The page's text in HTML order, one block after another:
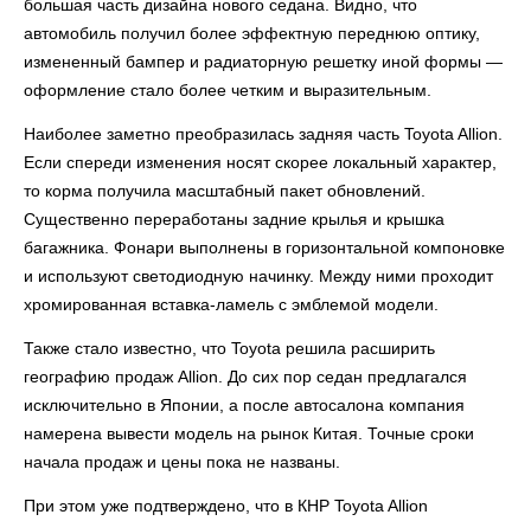
большая часть дизайна нового седана. Видно, что
автомобиль получил более эффектную переднюю оптику,
измененный бампер и радиаторную решетку иной формы —
оформление стало более четким и выразительным.
Наиболее заметно преобразилась задняя часть Toyota Allion.
Если спереди изменения носят скорее локальный характер,
то корма получила масштабный пакет обновлений.
Существенно переработаны задние крылья и крышка
багажника. Фонари выполнены в горизонтальной компоновке
и используют светодиодную начинку. Между ними проходит
хромированная вставка-ламель с эмблемой модели.
Также стало известно, что Toyota решила расширить
географию продаж Allion. До сих пор седан предлагался
исключительно в Японии, а после автосалона компания
намерена вывести модель на рынок Китая. Точные сроки
начала продаж и цены пока не названы.
При этом уже подтверждено, что в КНР Toyota Allion